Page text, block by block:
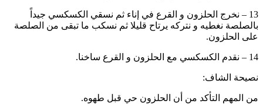
13 – نخرج الحلزون و القرع في إناء ثم نسقي الكسكسي جيداً
بالصلصة نغطيه و نتركه يرتاح قليلا ثم نسكب ما تبقى من الصلصة
على الحلزون.
14 – نقدم الكسكسي مع الحلزون و القرع ساخنا.
نصيحة الشاف:
من المهم التأكد من أن الحلزون حي قبل طهوه.